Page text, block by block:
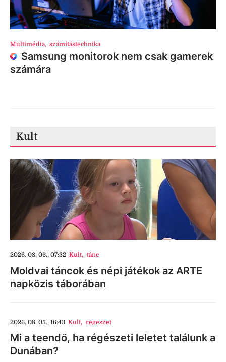
Multimédia, számítástechnika
Samsung monitorok nem csak gamerek
számára
Kult
2026. 08. 06., 07:32 Kult, tánc
Moldvai táncok és népi játékok az ARTE
napközis táborában
2026. 08. 05., 16:43 Kult, régészet
Mi a teendő, ha régészeti leletet találunk a
Dunában?